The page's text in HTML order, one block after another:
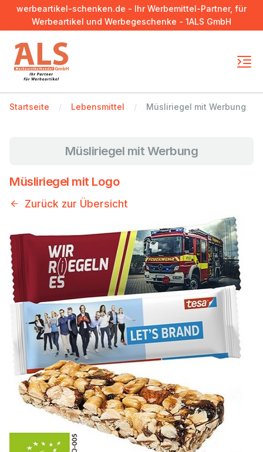
werbeartikel-schenken.de - Ihr Werbemittel-Partner, für
Werbeartikel und Werbegeschenke - 1ALS GmbH
Startseite Lebensmittel Müsliriegel mit Werbung
Müsliriegel mit Werbung
Müsliriegel mit Logo
Zurück zur Übersicht